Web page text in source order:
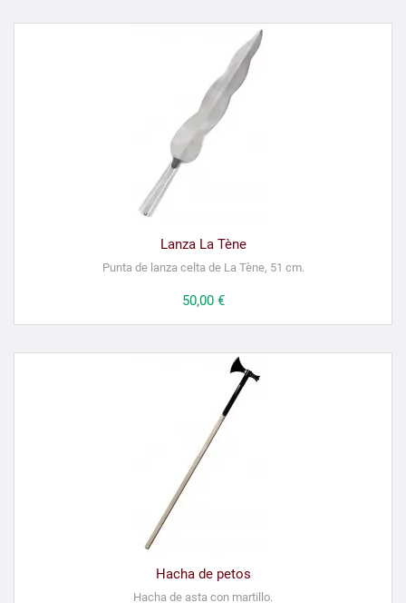
Lanza La Tène
Punta de lanza celta de La Tène, 51 cm.
Precio
50,00 €
Hacha de petos
Hacha de asta con martillo.